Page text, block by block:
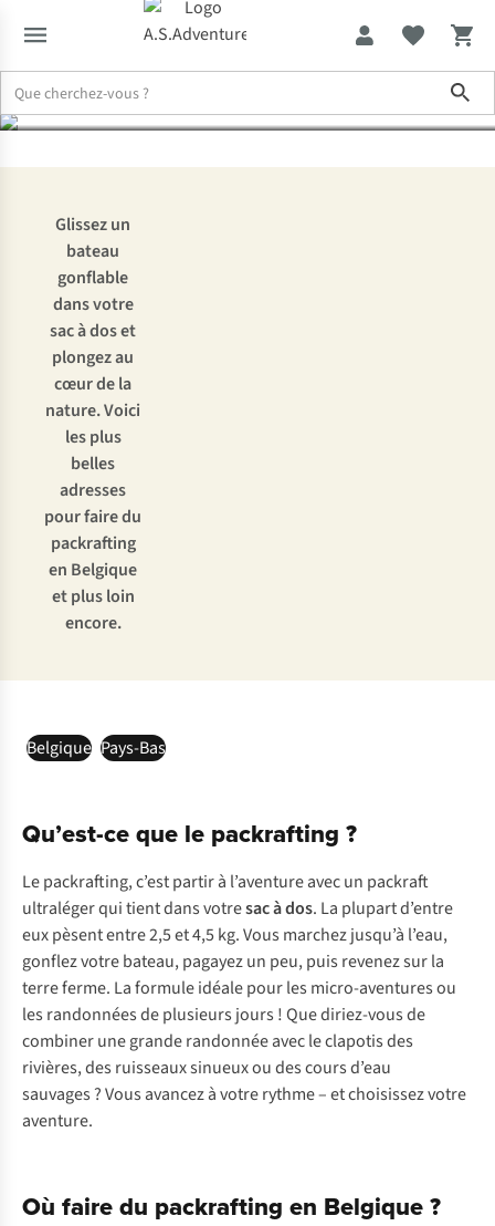
endroits
Glissez un
bateau
gonflable
dans votre
sac à dos et
plongez au
cœur de la
nature. Voici
les plus
belles
adresses
pour faire du
packrafting
en Belgique
et plus loin
encore.
Belgique Pays-Bas
Qu’est-ce que le packrafting ?
Le packrafting, c’est partir à l’aventure avec un packraft
ultraléger qui tient dans votresac à dos. La plupart d’entre
eux pèsent entre 2,5 et 4,5 kg. Vous marchez jusqu’à l’eau,
gonflez votre bateau, pagayez un peu, puis revenez sur la
terre ferme. La formule idéale pour les micro-aventures ou
les randonnées de plusieurs jours ! Que diriez-vous de
combiner une grande randonnée avec le clapotis des
rivières, des ruisseaux sinueux ou des cours d’eau
sauvages ? Vous avancez à votre rythme – et choisissez votre
aventure.
Où faire du packrafting en Belgique ?